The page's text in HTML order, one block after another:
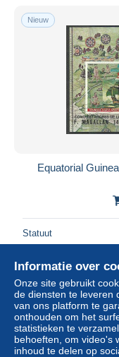
Nieuw
Equatorial
Statuut
Nieuw
Informatie over
Onze site gebruikt
de diensten te leveren
van ons platform te
onthouden om het
statistieken te
behoeften, om video's
inhoud te delen op